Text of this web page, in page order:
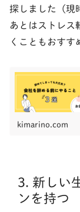
探しました（現
あとはストレス
くこともおすす
kimarino.com
3. 新しい
ンを持つ